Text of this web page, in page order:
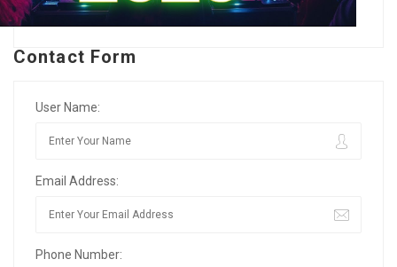
Contact Form
User Name:
Email Address:
Phone Number: